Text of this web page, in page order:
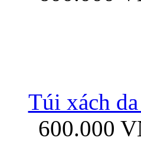
Ốp lưng Samsung
Túi xách
600.000